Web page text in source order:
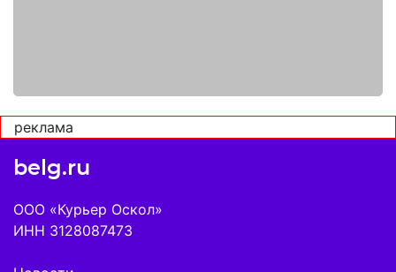
реклама
belg.ru
ООО «Курьер Оскол»
ИНН 3128087473